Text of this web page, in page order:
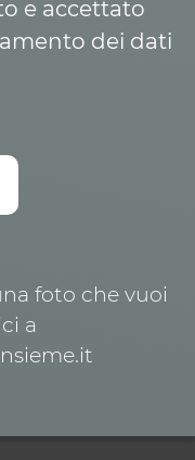
e accettato
dei dati
foto che vuoi
a